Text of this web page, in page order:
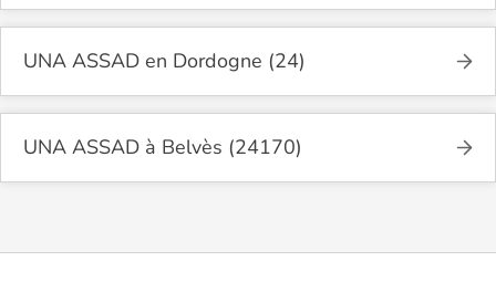
UNA ASSAD en Dordogne (24)
UNA ASSAD à Belvès (24170)